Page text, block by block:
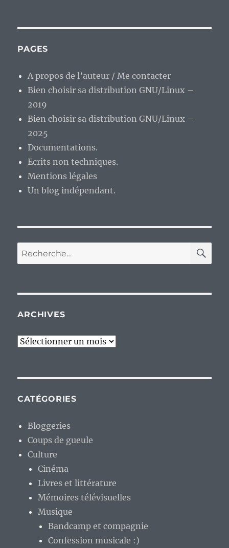
PAGES
A propos de l’auteur / Me contacter
Bien choisir sa distribution GNU/Linux –
2019
Bien choisir sa distribution GNU/Linux –
2025
Documentations.
Ecrits non techniques.
Mentions légales
Un blog indépendant.
Recherche
pour :
ARCHIVES
Archives
CATÉGORIES
Bloggeries
Coups de gueule
Culture
Cinéma
Livres et littérature
Mémoires télévisuelles
Musique
Bandcamp et compagnie
Confession musicale :)